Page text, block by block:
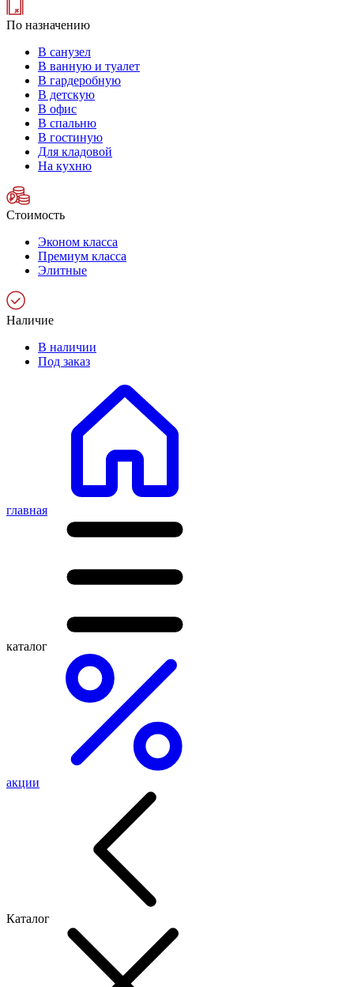
По назначению
В санузел
В ванную и туалет
В гардеробную
В детскую
В офис
В спальню
В гостиную
Для кладовой
На кухню
Стоимость
Эконом класса
Премиум класса
Элитные
Наличие
В наличии
Под заказ
главная
каталог
акции
Каталог